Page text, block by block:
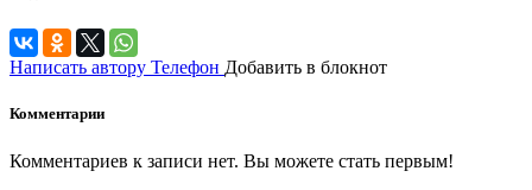
Написать автору Телефон Добавить в блокнот
Комментарии
Комментариев к записи нет. Вы можете стать первым!